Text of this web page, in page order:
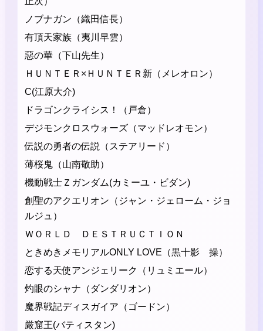
ノブナガン（織田信長）
有頂天家族（夷川早雲）
惡の華（下山先生）
ＨＵＮＴＥＲ×ＨＵＮＴＥＲ新（メレオロン）
C(江原大介)
ドラゴンクライシス！（戸倉）
デジモンクロスウォーズ（マッドレオモン）
伝説の勇者の伝説（ステアリード）
薄桜鬼（山南敬助）
機動戦士Ｚガンダム(カミーユ・ビダン)
創聖のアクエリオン（ジャン・ジェローム・ジョ
ルジュ）
ＷＯＲＬＤ ＤＥＳＴＲＵＣＴＩＯＮ
ときめきメモリアルONLY LOVE（黒十影 操）
恋する天使アンジェリーク（リュミエール）
灼眼のシャナ（ダンダリオン）
魔界戦記ディスガイア（ゴードン）
厳窟王(バティスタン)